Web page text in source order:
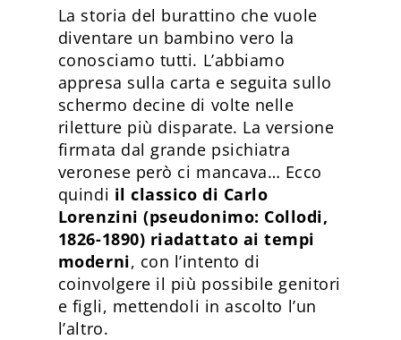
La storia del burattino che vuole
diventare un bambino vero la
conosciamo tutti. L’abbiamo
appresa sulla carta e seguita sullo
schermo decine di volte nelle
riletture più disparate. La versione
firmata dal grande psichiatra
veronese però ci mancava… Ecco
quindi il classico di Carlo
Lorenzini (pseudonimo: Collodi,
1826-1890) riadattato ai tempi
moderni, con l’intento di
coinvolgere il più possibile genitori
e figli, mettendoli in ascolto l’un
l’altro.